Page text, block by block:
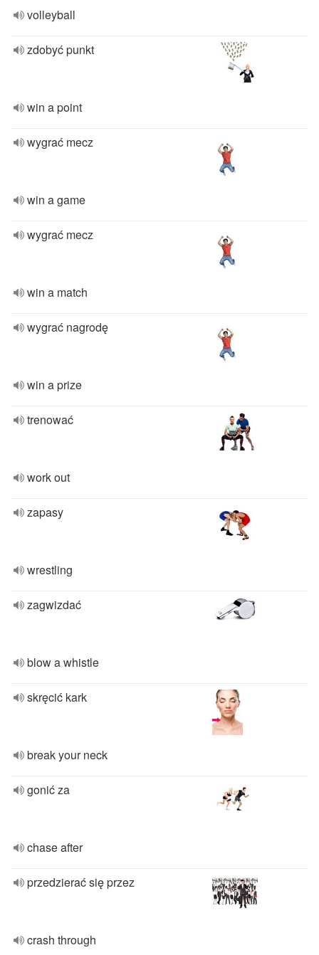
volleyball
zdobyć punkt
win a point
wygrać mecz
win a game
wygrać mecz
win a match
wygrać nagrodę
win a prize
trenować
work out
zapasy
wrestling
zagwizdać
blow a whistle
skręcić kark
break your neck
gonić za
chase after
przedzierać się przez
crash through